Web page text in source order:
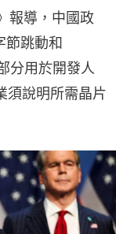
報導，中國政
節跳動和
分用於開發人
須說明所需晶片